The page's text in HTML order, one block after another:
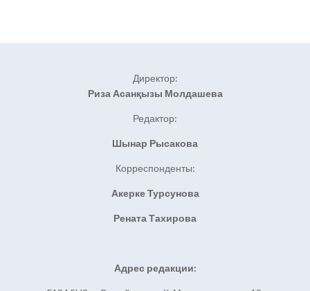
Директор:
Риза Асанқызы Молдашева
Редактор:
Шынар Рысакова
Корреспонденты:
Акерке Турсунова
Рената Тахирова
Адрес редакции: